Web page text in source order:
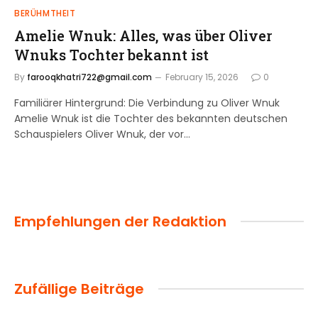
BERÜHMTHEIT
Amelie Wnuk: Alles, was über Oliver
Wnuks Tochter bekannt ist
By farooqkhatri722@gmail.com February 15, 2026 0
Familiärer Hintergrund: Die Verbindung zu Oliver Wnuk
Amelie Wnuk ist die Tochter des bekannten deutschen
Schauspielers Oliver Wnuk, der vor…
Empfehlungen der Redaktion
Zufällige Beiträge